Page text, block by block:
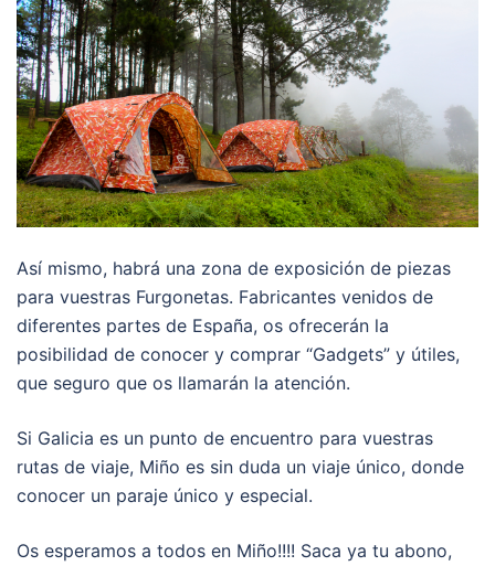
Así mismo, habrá una zona de exposición de piezas
para vuestras Furgonetas. Fabricantes venidos de
diferentes partes de España, os ofrecerán la
posibilidad de conocer y comprar “Gadgets” y útiles,
que seguro que os llamarán la atención.
Si Galicia es un punto de encuentro para vuestras
rutas de viaje, Miño es sin duda un viaje único, donde
conocer un paraje único y especial.
Os esperamos a todos en Miño!!!! Saca ya tu abono,